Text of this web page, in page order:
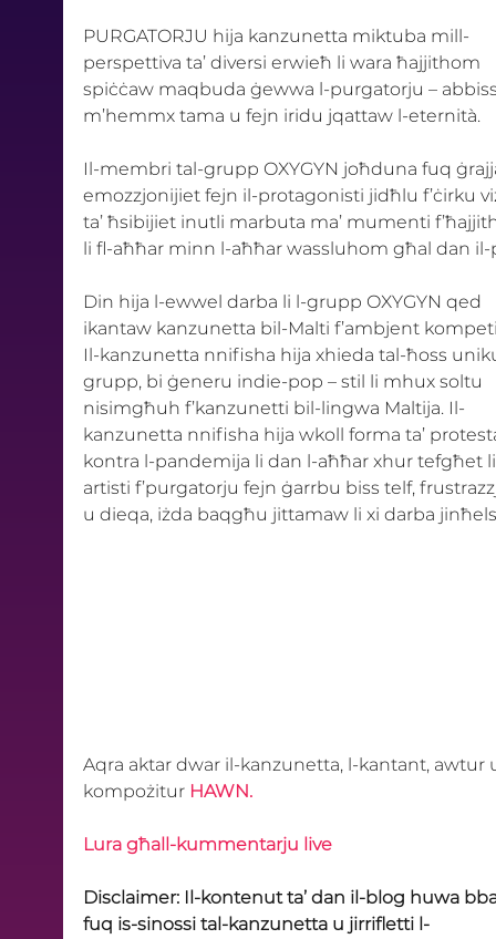
PURGATORJU hija kanzunetta miktuba mill-
perspettiva ta’ diversi erwieħ li wara ħajjithom
spiċċaw maqbuda ġewwa l-purgatorju –
m’hemmx tama u fejn iridu jqattaw l-eternità.
Il-membri tal-grupp OXYGYN joħduna fuq
emozzjonijiet fejn il-protagonisti jidħlu f’ċirku
ta’ ħsibijiet inutli marbuta ma’ mumenti
li fl-aħħar minn l-aħħar wassluhom għal dan
Din hija l-ewwel darba li l-grupp OXYGYN qed
ikantaw kanzunetta bil-Malti f’ambjent
Il-kanzunetta nnifisha hija xhieda tal-ħoss
grupp, bi ġeneru indie-pop – stil li mhux soltu
nisimgħuh f’kanzunetti bil-lingwa Maltija. Il-
kanzunetta nnifisha hija wkoll forma ta’
kontra l-pandemija li dan l-aħħar xhur tefgħet
artisti f’purgatorju fejn ġarrbu biss telf,
u dieqa, iżda baqgħu jittamaw li xi darba
Aqra aktar dwar il-kanzunetta, l-kantant, awtur
kompożitur HAWN.
Lura għall-kummentarju live
Disclaimer: Il-kontenut ta’ dan il-blog huwa
fuq is-sinossi tal-kanzunetta u jirrifletti l-